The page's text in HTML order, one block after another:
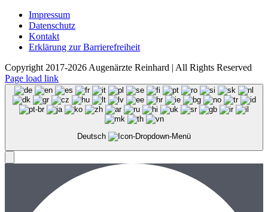
Impressum
Datenschutz
Kontakt
Erklärung zur Barrierefreiheit
Copyright 2017-2026 Augenärzte Reinhard | All Rights Reserved
Page load link
Deutsch